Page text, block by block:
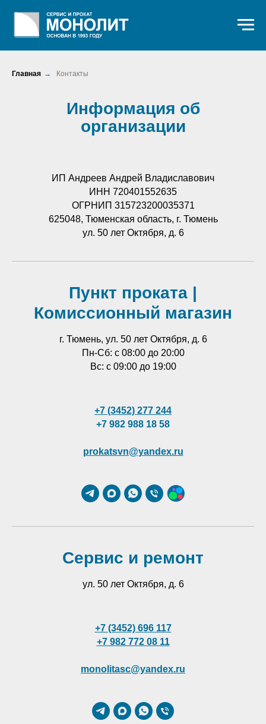
Главная → Контакты
Информация об
организации
ИП Андреев Андрей Владиславович
ИНН 720401552635
ОГРНИП 315723200035371
625048, Тюменская область, г. Тюмень
ул. 50 лет Октября, д. 6
Пункт проката |
Комиссионный магазин
г. Тюмень, ул. 50 лет Октября, д. 6
Пн-Сб: с 08:00 до 20:00
Вс: с 09:00 до 19:00
+7 (3452) 277 244
+7 982 988 18 58
prokatsvn@yandex.ru
Сервис и ремонт
ул. 50 лет Октября, д. 6
+7 (3452) 696 117
+7 982 772 08 11
monolitasc@yandex.ru